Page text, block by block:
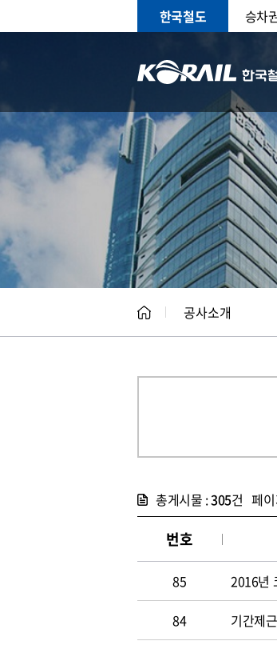
한국철도 승차
CEO
공사소개
총게시물 :305건 페이
번호
85 2016년
84 기간제